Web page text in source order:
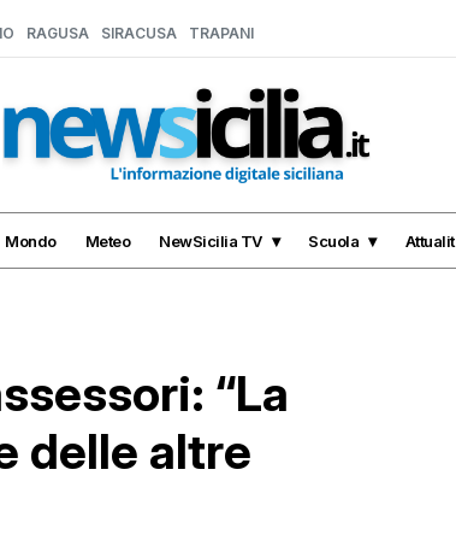
RAGUSA SIRACUSA TRAPANI
Mondo Meteo NewSicilia TV Scuola
“La
delle altre